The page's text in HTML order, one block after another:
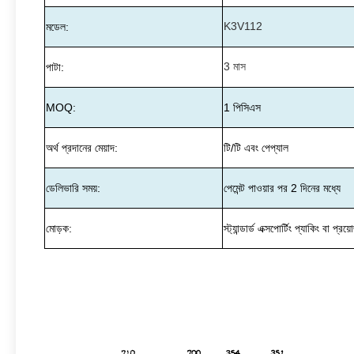
মডেল: K3V112
পাটা: 3 মাস
MOQ: 1 পিসিএস
অর্থ প্রদানের মেয়াদ: টি/টি এবং পেপ্যাল
ডেলিভারি সময়: পেমেন্ট পাওয়ার পর 2 দিনের মধ্যে
মোড়ক: স্ট্যান্ডার্ড এক্সপোর্টিং প্যাকিং বা